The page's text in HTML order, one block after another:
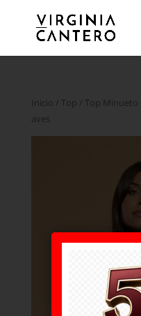
Inicio / Top / Top Minueto
aves